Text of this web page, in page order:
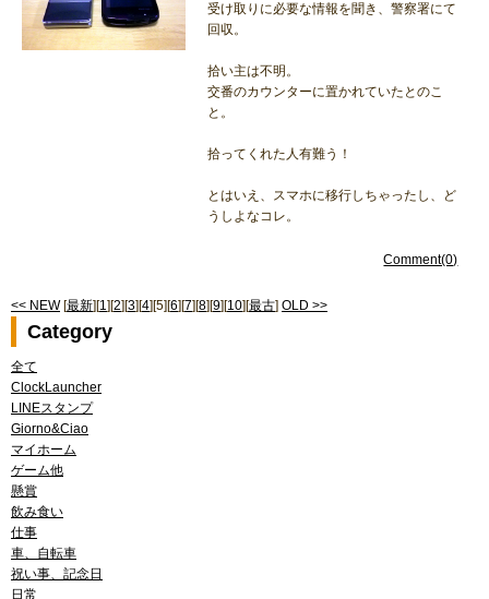
受け取りに必要な情報を聞き、警察署にて
回収。
拾い主は不明。
交番のカウンターに置かれていたとのこ
と。
拾ってくれた人有難う！
とはいえ、スマホに移行しちゃったし、ど
うしよなコレ。
Comment(0)
<< NEW[最新][1][2][3][4][5][6][7][8][9][10][最古] OLD >>
Category
全て
ClockLauncher
LINEスタンプ
Giorno&Ciao
マイホーム
ゲーム他
懸賞
飲み食い
仕事
車、自転車
祝い事、記念日
日常